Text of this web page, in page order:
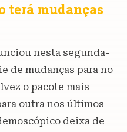
terá mudanças
nesta segunda-
de mudanças para no
o pacote mais
outra nos últimos
deixa de